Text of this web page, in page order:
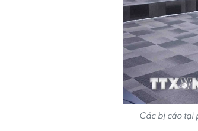
Các bị cáo tại